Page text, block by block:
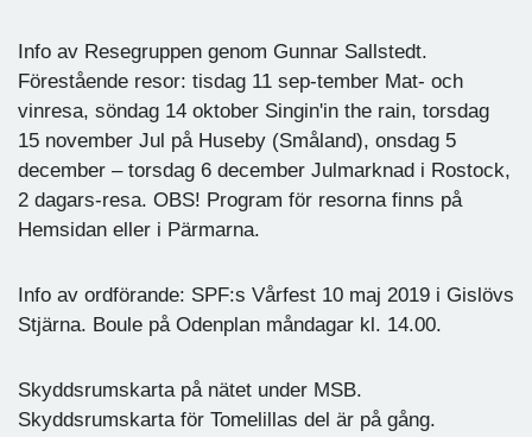
Info av Resegruppen genom Gunnar Sallstedt.
Förestående resor: tisdag 11 sep-tember Mat- och
vinresa, söndag 14 oktober Singin'in the rain, torsdag
15 november Jul på Huseby (Småland), onsdag 5
december – torsdag 6 december Julmarknad i Rostock,
2 dagars-resa. OBS! Program för resorna finns på
Hemsidan eller i Pärmarna.
Info av ordförande: SPF:s Vårfest 10 maj 2019 i Gislövs
Stjärna. Boule på Odenplan måndagar kl. 14.00.
Skyddsrumskarta på nätet under MSB.
Skyddsrumskarta för Tomelillas del är på gång.